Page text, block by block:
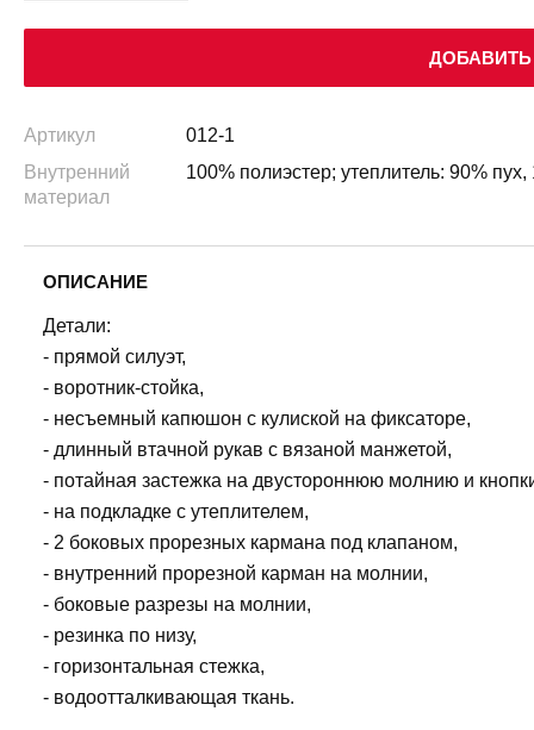
ДОБАВИТЬ
Артикул
012-1
Внутренний
материал
100% полиэстер; утеплитель: 90%
ОПИСАНИЕ
Детали:
- прямой силуэт,
- воротник-стойка,
- несъемный капюшон с кулиской на фиксаторе,
- длинный втачной рукав с вязаной манжетой,
- потайная застежка на двустороннюю молнию и
- на подкладке с утеплителем,
- 2 боковых прорезных кармана под клапаном,
- внутренний прорезной карман на молнии,
- боковые разрезы на молнии,
- резинка по низу,
- горизонтальная стежка,
- водоотталкивающая ткань.